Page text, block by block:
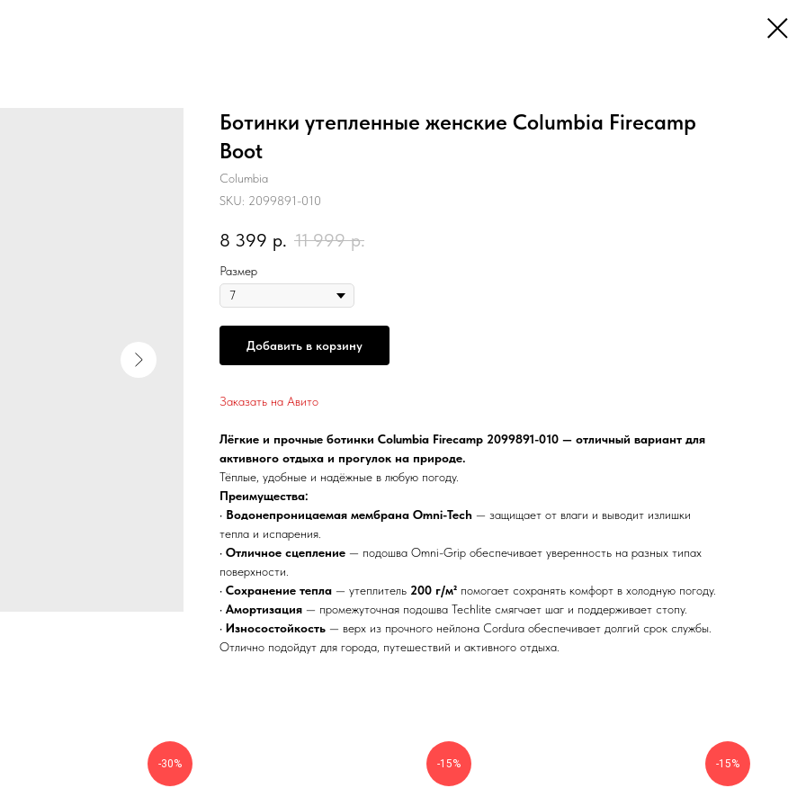
Ботинки утепленные женские Columbia Firecamp
Boot
Columbia
SKU: 2099891-010
8 399 р. 11 999 р.
Размер
Добавить в корзину
Заказать на Авито
Лёгкие и прочные ботинки Columbia Firecamp 2099891-010 — отличный вариант для
активного отдыха и прогулок на природе.
Тёплые, удобные и надёжные в любую погоду.
Преимущества:
• Водонепроницаемая мембрана Omni-Tech — защищает от влаги и выводит излишки
тепла и испарения.
• Отличное сцепление — подошва Omni-Grip обеспечивает уверенность на разных типах
поверхности.
• Сохранение тепла — утеплитель 200 г/м² помогает сохранять комфорт в холодную погоду.
• Амортизация — промежуточная подошва Techlite смягчает шаг и поддерживает стопу.
• Износостойкость — верх из прочного нейлона Cordura обеспечивает долгий срок службы.
Отлично подойдут для города, путешествий и активного отдыха.
-30% -15% -15%